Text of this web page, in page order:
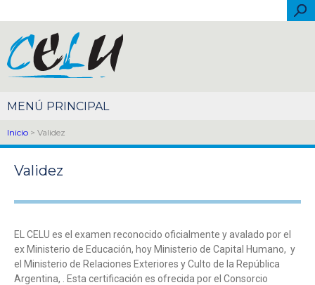
Inicio > Validez
Validez
EL CELU es el examen reconocido oficialmente y avalado por el
ex Ministerio de Educación, hoy Ministerio de Capital Humano, y
el Ministerio de Relaciones Exteriores y Culto de la República
Argentina, . Esta certificación es ofrecida por el Consorcio